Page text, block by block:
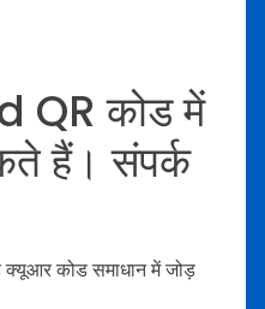
QR कोड में
हैं। संपर्क
क्यूआर कोड समाधान में जोड़